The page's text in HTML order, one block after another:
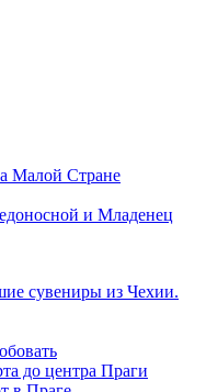
Малой Стране
и Младенец
сувениры из Чехии.
до центра Праги